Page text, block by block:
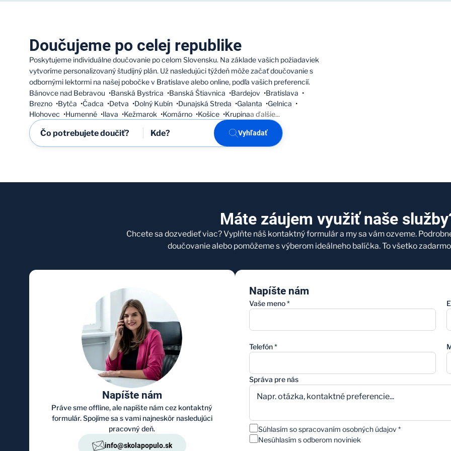
Doučujeme po celej republike
Poskytujeme individuálne doučovanie po celom Slovensku. Na základe vašich požiadaviek
vytvoríme personalizovaný študijný plán. Už nasledujúci týždeň môže začať doučovanie s
odbornými lektormi na našej pobočke v Bratislave alebo online, podľa vašich preferencií.
Bánovce nad Bebravou
Banská Bystrica Banská Štiavnica Bardejov
Bratislava
Brezno
Bytča Čadca Detva Dolný Kubín Dunajská Streda Galanta
Gelnica
Hlohovec
Humenné Ilava Kežmarok Komárno Košice Krupinaa ďalšie...
Vyhľadať
Máte záujem využiť naše
Chcete sa dozvedieť viac? Vyplňte náš kontaktný formulár a my sa vám ozveme.
doučovanie alebo pomôžeme s výberom ideálneho balíčka. To všetko
Napíšte nám
Práve sme offline, ale napíšte nám cez kontaktný
formulár. Spojíme sa s vami najneskôr nasledujúci
pracovný deň.
info@skolapopulo.sk
Napíšte nám
Vaše meno*
Telefón*
Správa pre nás
Súhlasím so spracovaním osobných údajov *
Nesúhlasím s odberom noviniek